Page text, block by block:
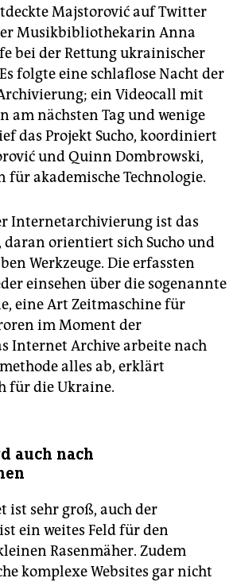
Majstorović auf Twitter
Musikbibliothekarin Anna
bei der Rettung ukrainischer
folgte eine schlaflose Nacht der
ein Videocall mit
nächsten Tag und wenige
das Projekt Sucho, koordiniert
und Quinn Dombrowski,
für akademische Technologie.
Internetarchivierung ist das
orientiert sich Sucho und
Werkzeuge. Die erfassten
einsehen über die sogenannte
eine Art Zeitmaschine für
im Moment der
Internet Archive arbeite nach
alles ab, erklärt
für die Ukraine.
auch nach
ist sehr groß, auch der
ein weites Feld für den
Rasenmäher. Zudem
komplexe Websites gar nicht